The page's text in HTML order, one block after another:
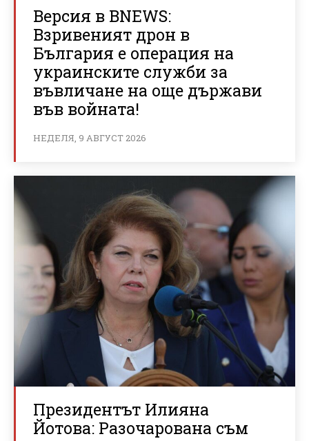
Версия в BNEWS:
Взривеният дрон в
България е операция на
украинските служби за
въвличане на още държави
във войната!
НЕДЕЛЯ, 9 АВГУСТ 2026
Президентът Илияна
Йотова: Разочарована съм